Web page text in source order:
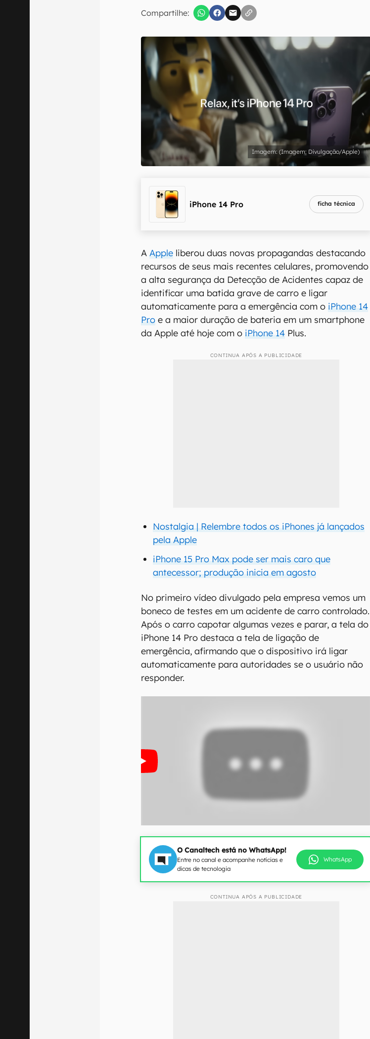
Compartilhe:
Confirmo que li, aceito e concordo com os Termos de Uso e
(Imagem: Divulgação/Apple)
iPhone 14 Pro ficha técnica
AApple liberou duas novas propagandas destacando
recursos de seus mais recentes celulares, promovendo
a alta segurança da Detecção de Acidentes capaz de
identificar uma batida grave de carro e ligar
automaticamente para a emergência com o iPhone 14
Pro e a maior duração de bateria em um smartphone
da Apple até hoje com o iPhone 14 Plus.
CONTINUA APÓS A PUBLICIDADE
Nostalgia | Relembre todos os iPhones já lançados
pela Apple
iPhone 15 Pro Max pode ser mais caro que
antecessor; produção inicia em agosto
No primeiro vídeo divulgado pela empresa vemos um
boneco de testes em um acidente de carro controlado.
Após o carro capotar algumas vezes e parar, a tela do
iPhone 14 Pro destaca a tela de ligação de
emergência, afirmando que o dispositivo irá ligar
automaticamente para autoridades se o usuário não
responder.
O Canaltech está no WhatsApp!
Entre no canal e acompanhe notícias e
dicas de tecnologia
WhatsApp
CONTINUA APÓS A PUBLICIDADE